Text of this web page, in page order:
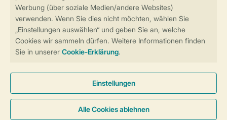
Weitere Informationen und Einstellungen
Sichere Datenübertragung
Sicheres Bezahlen